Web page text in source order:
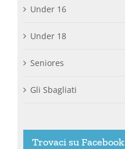
Under 16
Under 18
Seniores
Gli Sbagliati
Trovaci su Facebook